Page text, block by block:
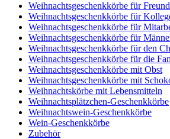
Weihnachtsgeschenkkörbe für
Weihnachtsgeschenkkörbe für
Weihnachtsgeschenkkörbe für
Weihnachtsgeschenkkörbe für
Weihnachtsgeschenkkörbe für den
Weihnachtsgeschenkkörbe für die
Weihnachtsgeschenkkörbe mit Obst
Weihnachtsgeschenkkörbe mit
Weihnachtskörbe mit Lebensmitteln
Weihnachtsplätzchen-Geschenkkörbe
Weihnachtswein-Geschenkkörbe
Wein-Geschenkkörbe
Zubehör